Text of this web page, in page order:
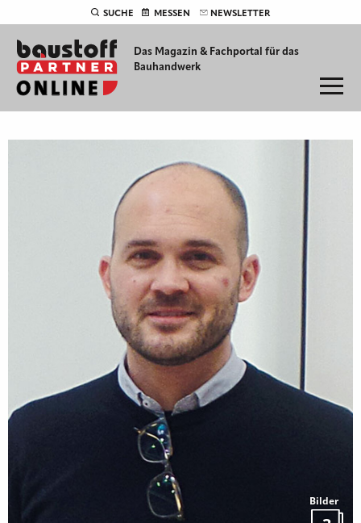
SUCHE MESSEN NEWSLETTER
Das Magazin & Fachportal für das
Bauhandwerk
Bilder